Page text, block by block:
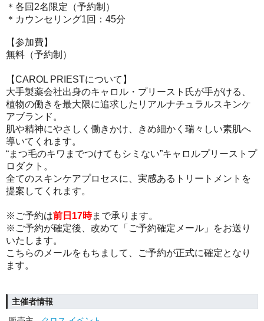
＊各回2名限定（予約制）
＊カウンセリング1回：45分
【参加費】
無料（予約制）
【CAROL PRIESTについて】
大手製薬会社出身のキャロル・プリースト氏が手がける、
植物の働きを最大限に追求したリアルナチュラルスキンケ
アブランド。
肌や精神にやさしく働きかけ、きめ細かく瑞々しい素肌へ
導いてくれます。
“まつ毛のキワまでつけてもシミない”キャロルプリーストプ
ロダクト。
全てのスキンケアプロセスに、実感あるトリートメントを
提案してくれます。
※ご予約は前日17時まで承ります。
※ご予約が確定後、改めて「ご予約確定メール」をお送り
いたします。
こちらのメールをもちまして、ご予約が正式に確定となり
ます。
主催者情報